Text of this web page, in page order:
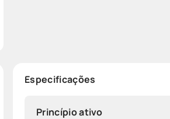
Especificações
Princípio ativo